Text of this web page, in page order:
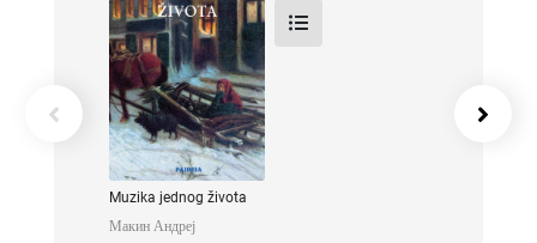
Макин Андреј
Muzika jednog života
Макин Андреј